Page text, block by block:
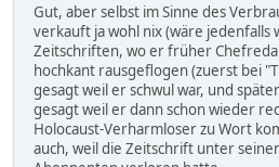
Gut, aber selbst im Sinne des
verkauft ja wohl nix (wäre jedenfalls
Zeitschriften, wo er früher
hochkant rausgeflogen (zuerst bei
gesagt weil er schwul war, und
gesagt weil er dann schon wieder
Holocaust-Verharmloser zu Wort
auch, weil die Zeitschrift unter